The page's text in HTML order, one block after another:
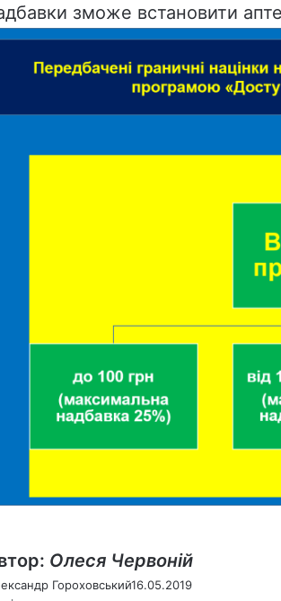
зможе встановити
Олеся Червоній
Гороховський16.05.2019